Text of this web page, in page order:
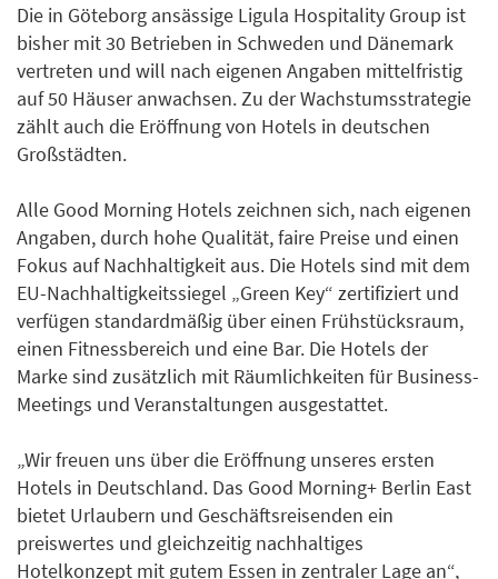
Die in Göteborg ansässige Ligula Hospitality Group ist
bisher mit 30 Betrieben in Schweden und Dänemark
vertreten und will nach eigenen Angaben mittelfristig
auf 50 Häuser anwachsen. Zu der Wachstumsstrategie
zählt auch die Eröffnung von Hotels in deutschen
Großstädten.
Alle Good Morning Hotels zeichnen sich, nach eigenen
Angaben, durch hohe Qualität, faire Preise und einen
Fokus auf Nachhaltigkeit aus. Die Hotels sind mit dem
EU-Nachhaltigkeitssiegel „Green Key“ zertifiziert und
verfügen standardmäßig über einen Frühstücksraum,
einen Fitnessbereich und eine Bar. Die Hotels der
Marke sind zusätzlich mit Räumlichkeiten für Business-
Meetings und Veranstaltungen ausgestattet.
„Wir freuen uns über die Eröffnung unseres ersten
Hotels in Deutschland. Das Good Morning+ Berlin East
bietet Urlaubern und Geschäftsreisenden ein
preiswertes und gleichzeitig nachhaltiges
Hotelkonzept mit gutem Essen in zentraler Lage an“,